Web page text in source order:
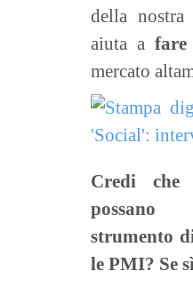
della nostra
aiuta a fare
mercato
Credi
strumento
le PMI? Se